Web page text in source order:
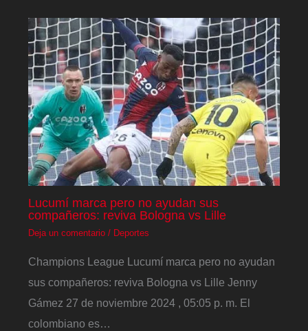
Lucumí marca pero no ayudan sus
compañeros: reviva Bologna vs Lille
Deja un comentario / Deportes
Champions League Lucumí marca pero no ayudan
sus compañeros: reviva Bologna vs Lille Jenny
Gámez 27 de noviembre 2024 , 05:05 p. m. El
colombiano es…